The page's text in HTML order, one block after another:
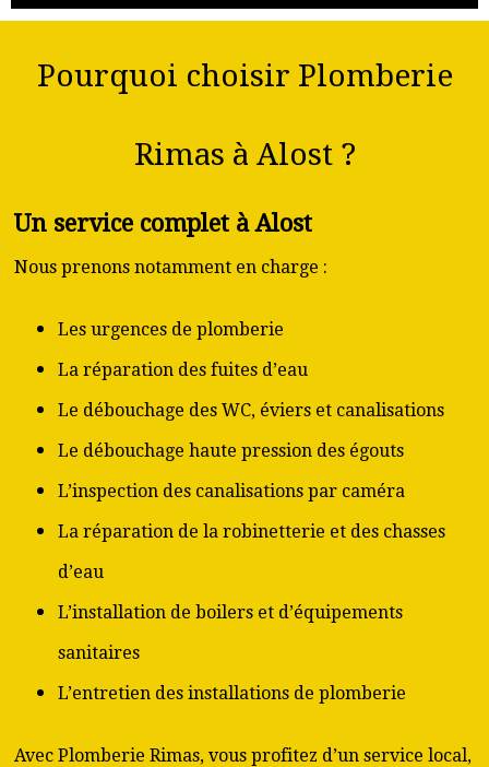
Pourquoi choisir Plomberie
Rimas à Alost ?
Un service complet à Alost
Nous prenons notamment en charge :
Les urgences de plomberie
La réparation des fuites d’eau
Le débouchage des WC, éviers et canalisations
Le débouchage haute pression des égouts
L’inspection des canalisations par caméra
La réparation de la robinetterie et des chasses
d’eau
L’installation de boilers et d’équipements
sanitaires
L’entretien des installations de plomberie
Avec Plomberie Rimas, vous profitez d’un service local,